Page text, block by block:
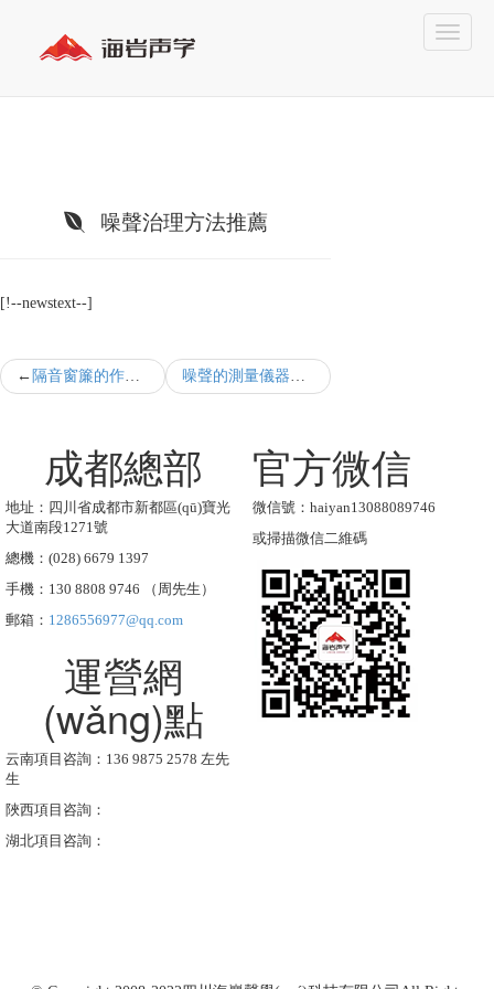
噪聲治理方法推薦
[!--newstext--]
隔音窗簾的作用特點 噪聲的測量儀器和注意事項
成都總部
地址：四川省成都市新都區(qū)寶光
大道南段1271號
總機：(028) 6679 1397
手機：130 8808 9746 （周先生）
郵箱： 1286556977@qq.com
運營網
(wǎng)點
云南項目咨詢：136 9875 2578 左先
生
陜西項目咨詢：
湖北項目咨詢：
官方微信
微信號：haiyan13088089746
或掃描微信二維碼